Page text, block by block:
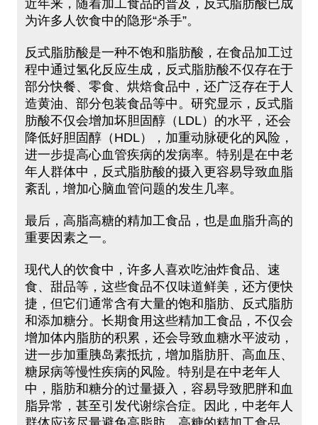
近年来，随着加工食品的普及，反式脂肪酸已成
为许多人饮食中的隐形“杀手”。
反式脂肪酸是一种不饱和脂肪酸，在食品加工过
程中通过氢化反应生成，反式脂肪酸不仅存在于
部分快餐、零食、烘焙食品中，还广泛存在于人
造黄油、部分包装食品等中。研究显示，反式脂
肪酸不仅会增加坏胆固醇（LDL）的水平，还会
降低好胆固醇（HDL），加重动脉硬化的风险，
进一步提高心血管疾病的发病率。特别是在中老
年人群体中，反式脂肪酸的摄入更容易导致血脂
紊乱，增加心脑血管问题的发生几率。
最后，高脂高糖的精加工食品，也是血脂升高的
重要因素之一。
现代人的饮食中，许多人喜欢吃油炸食品、速
食、甜品等，这些食品不仅味道鲜美，还方便快
捷，但它们通常含有大量的饱和脂肪、反式脂肪
和添加糖分。长期食用这些精加工食品，不仅会
增加体内脂肪的积累，还会导致血糖水平波动，
进一步加重胰岛素抵抗，增加脂肪肝、高血压、
糖尿病等慢性疾病的风险。特别是在中老年人
中，脂肪和糖分的过量摄入，容易导致肥胖和血
脂异常，甚至引发代谢综合症。因此，中老年人